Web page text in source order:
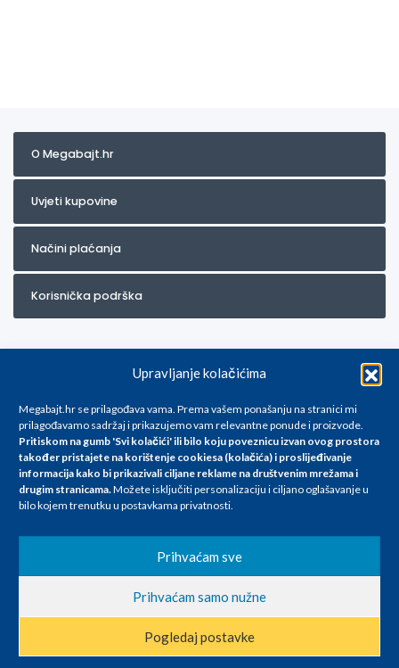
Upravljanje kolačićima
Megabajt.hr se prilagođava vama. Prema vašem ponašanju na stranici mi
prilagođavamo sadržaj i prikazujemo vam relevantne ponude i proizvode.
Pritiskom na gumb 'Svi kolačići' ili bilo koju poveznicu izvan ovog prostora
također pristajete na korištenje cookiesa (kolačića) i proslijeđivanje
informacija kako bi prikazivali ciljane reklame na društvenim mrežama i
drugim stranicama.Možete isključiti personalizaciju i ciljano oglašavanje u
bilo kojem trenutku u postavkama privatnosti.
Prihvaćam sve
Prihvaćam samo nužne
Pogledaj postavke
O Megabajt.hr
Uvjeti kupovine
Načini plaćanja
Korisnička podrška
Za artikle kojih trenutno nema u ponudi obratite nam se na
info@megabajt.hr. Sve cijene su informativnog karaktera i podložne su
promjenama, a
iskazane su za avansno plaćanje(gotovina) u Eurima i uključuju PDV. Sve
se razlikovati od cijena u našim poslovnicama. Trudimo se dati što bolji
i točniji opis i sliku. Unatoč tome, ne možemo garantirati da su svi
nastale u opisu proizvoda, greške prilikom štampanja te promjene
cijena.